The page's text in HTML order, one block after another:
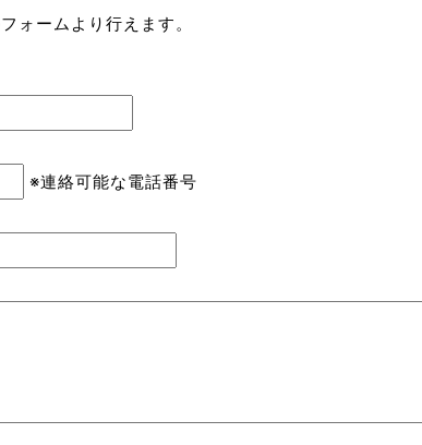
ォームより行えます。
※連絡可能な電話番号